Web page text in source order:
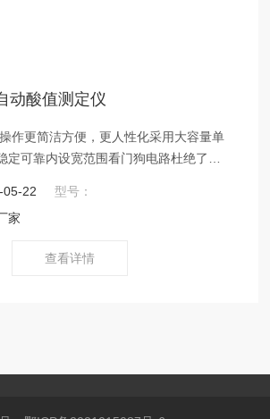
动酸值测定仪
作更简洁方便，更人性化采用大容量单
定可靠内设宽范围看门狗电路杜绝了死
05-22
型号：
家
查看详情